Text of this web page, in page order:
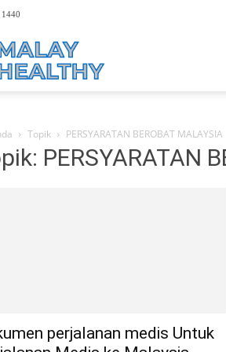
Topik PERSYARATAN BEROBAT MALAYSIA
PERSYARATAN
perjalanan medis Untuk